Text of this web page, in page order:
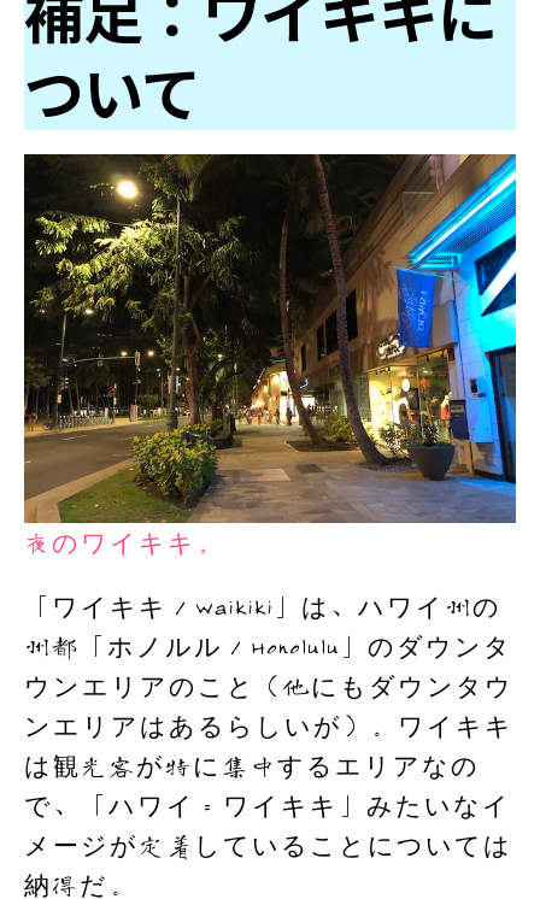
ついて
夜のワイキキ。
「ワイキキ／Waikiki」は、ハワイ州の
州都「ホノルル／Honolulu」のダウンタ
ウンエリアのこと（他にもダウンタウ
ンエリアはあるらしいが）。ワイキキ
は観光客が特に集中するエリアなの
で、「ハワイ＝ワイキキ」みたいなイ
メージが定着していることについては
納得だ。